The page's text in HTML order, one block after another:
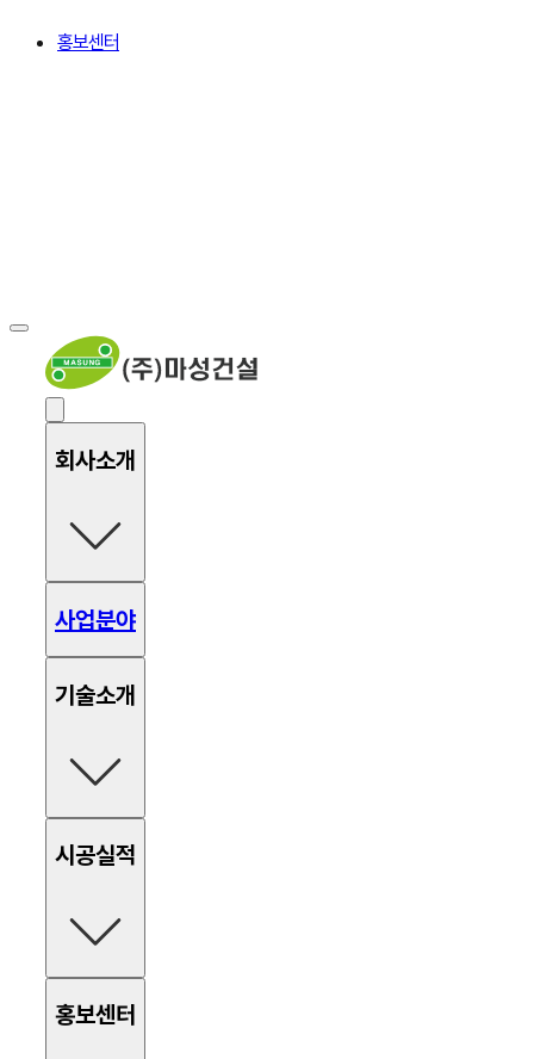
홍보센터
회사소개
사업분야
기술소개
함체추진현장타설
터널부 락볼트
고각앵커 흙막이
시공실적
함체추진현장타설
홍보센터